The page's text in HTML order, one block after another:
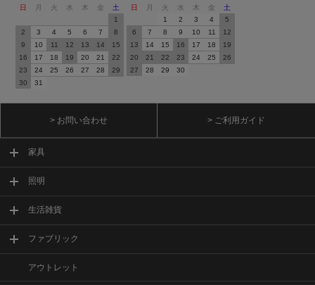
日
月 火 水 木 金
土
1
2
3 4 5 6 7
8
9
10 11 12 13 14
15
16
17 18 19 20 21
22
23
24 25 26 27 28
29
30
31
日
月 火 水 木 金
土
1
2 3 4
5
6
7 8 9 10 11
12
13
14 15 16 17 18
19
20
21 22 23 24 25
26
27
28 29 30
> お問い合わせ > ご利用ガイド
家具
照明
生活雑貨
ファブリック
アウトレット